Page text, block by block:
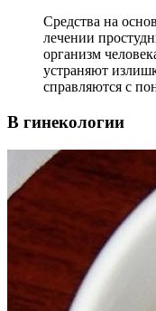
Средства на
лечении
организм
устраняют
справляются с
В гинекологии